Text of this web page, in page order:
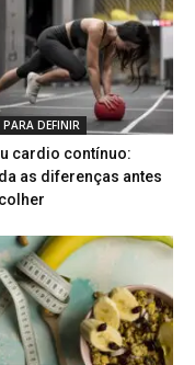
PARA DEFINIR
cardio contínuo:
as diferenças antes